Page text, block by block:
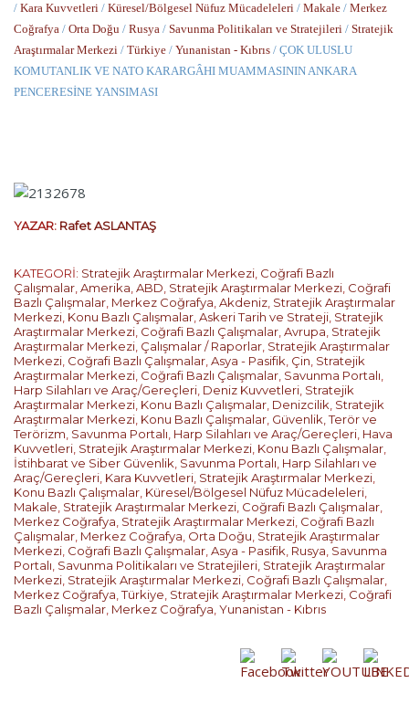
/ Kara Kuvvetleri / Küresel/Bölgesel Nüfuz Mücadeleleri / Makale / Merkez
Coğrafya / Orta Doğu / Rusya / Savunma Politikaları ve Stratejileri / Stratejik
Araştırmalar Merkezi / Türkiye / Yunanistan - Kıbrıs / ÇOK ULUSLU
KOMUTANLIK VE NATO KARARGÂHI MUAMMASININ ANKARA
PENCERESİNE YANSIMASI
YAZAR: Rafet ASLANTAŞ
KATEGORİ: Stratejik Araştırmalar Merkezi, Coğrafi Bazlı
Çalışmalar,Amerika,ABD, Stratejik Araştırmalar Merkezi, Coğrafi
Bazlı Çalışmalar, Merkez Coğrafya,Akdeniz, Stratejik Araştırmalar
Merkezi, Konu Bazlı Çalışmalar,Askeri Tarih ve Strateji, Stratejik
Araştırmalar Merkezi, Coğrafi Bazlı Çalışmalar,Avrupa, Stratejik
Araştırmalar Merkezi, Çalışmalar / Raporlar, Stratejik Araştırmalar
Merkezi, Coğrafi Bazlı Çalışmalar,Asya - Pasifik, Çin, Stratejik
Araştırmalar Merkezi, Coğrafi Bazlı Çalışmalar, Savunma Portalı,
Harp Silahları ve Araç/Gereçleri, Deniz Kuvvetleri, Stratejik
Araştırmalar Merkezi, Konu Bazlı Çalışmalar, Denizcilik, Stratejik
Araştırmalar Merkezi, Konu Bazlı Çalışmalar, Güvenlik, Terör ve
Terörizm, Savunma Portalı, Harp Silahları ve Araç/Gereçleri, Hava
Kuvvetleri, Stratejik Araştırmalar Merkezi, Konu Bazlı Çalışmalar,
İstihbarat ve Siber Güvenlik, Savunma Portalı, Harp Silahları ve
Araç/Gereçleri, Kara Kuvvetleri, Stratejik Araştırmalar Merkezi,
Konu Bazlı Çalışmalar, Küresel/Bölgesel Nüfuz Mücadeleleri,
Makale, Stratejik Araştırmalar Merkezi, Coğrafi Bazlı Çalışmalar,
Merkez Coğrafya, Stratejik Araştırmalar Merkezi, Coğrafi Bazlı
Çalışmalar, Merkez Coğrafya, Orta Doğu, Stratejik Araştırmalar
Merkezi, Coğrafi Bazlı Çalışmalar,Asya - Pasifik, Rusya, Savunma
Portalı, Savunma Politikaları ve Stratejileri, Stratejik Araştırmalar
Merkezi, Stratejik Araştırmalar Merkezi, Coğrafi Bazlı Çalışmalar,
Merkez Coğrafya,Türkiye, Stratejik Araştırmalar Merkezi, Coğrafi
Bazlı Çalışmalar, Merkez Coğrafya,Yunanistan - Kıbrıs